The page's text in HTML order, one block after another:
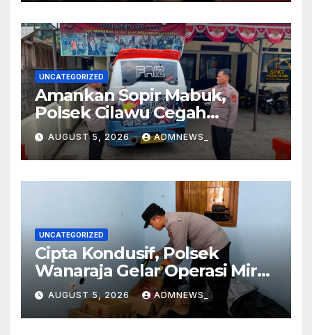
UNCATEGORIZED
Amankan Sopir Mabuk,
Polsek Cilawu Cegah
Kecelakaan di Jalan Raya
Garut–Tasikmalaya
AUGUST 5, 2026 ADMNEWS_
UNCATEGORIZED
Cipta Kondusif, Polsek
Wanaraja Gelar Operasi Miras
di Wilayah Hukumnya
AUGUST 5, 2026 ADMNEWS_